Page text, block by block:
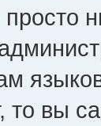
то вы